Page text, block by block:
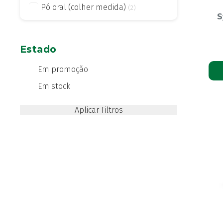
Pó oral (colher medida) (2)
Estado
Em promoção
Em stock